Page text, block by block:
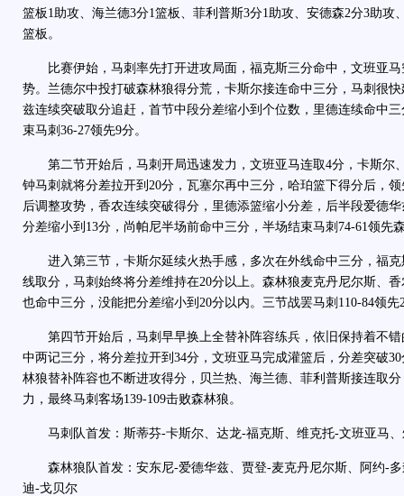
篮板1助攻、海兰德3分1篮板、菲利普斯3分1助攻、安德森2分3助攻
篮板。
比赛伊始，马刺率先打开进攻局面，福克斯三分命中，文班亚马
势。兰德尔中投打破森林狼得分荒，卡斯尔接连命中三分，马刺很
兹连续突破取分追赶，首节中段分差缩小到个位数，里德连续命中
束马刺36-27领先9分。
第二节开始后，马刺开局迅速发力，文班亚马连取4分，卡斯尔
钟马刺就将分差拉开到20分，瓦塞尔再中三分，哈珀篮下得分后，
后调整攻势，香农连续突破得分，里德添篮缩小分差，后半段爱德
分差缩小到13分，尚帕尼半场前命中三分，半场结束马刺74-61领先
进入第三节，卡斯尔延续火热手感，多次在外线命中三分，福克
线取分，马刺始终将分差维持在20分以上。森林狼麦克丹尼尔斯、
也命中三分，没能把分差缩小到20分以内。三节战罢马刺110-84领先
第四节开始后，马刺早早换上全替补阵容练兵，依旧保持着不错
中两记三分，将分差拉开到34分，文班亚马完成灌篮后，分差突破
林狼替补阵容也不断进攻得分，贝兰热、海兰德、菲利普斯接连取
力，最终马刺客场139-109击败森林狼。
马刺队首发：斯蒂芬-卡斯尔、达龙-福克斯、维克托-文班亚马、
森林狼队首发：安东尼-爱德华兹、贾登-麦克丹尼尔斯、阿约-多
迪-戈贝尔